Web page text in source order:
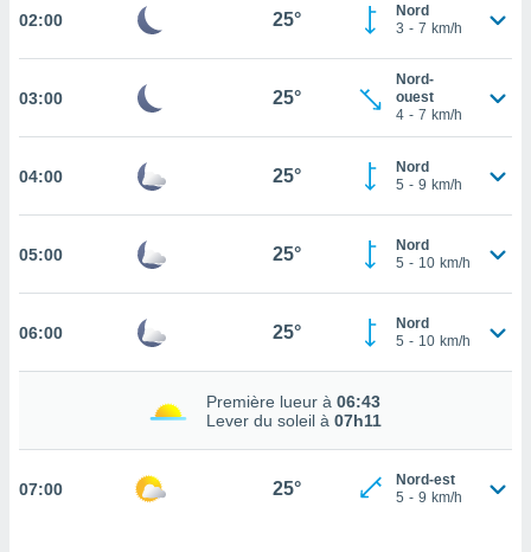
nous
à vous
ACCEPTER
02:00 25°
Nord
3 - 7 km/h
03:00 25°
Nord-
ouest
4 - 7 km/h
04:00 25°
Nord
5 - 9 km/h
05:00 25°
Nord
5 - 10 km/h
06:00 25°
Nord
5 - 10 km/h
Première lueur à 06:43
Lever du soleil à 07h11
07:00 25°
Nord-est
5 - 9 km/h